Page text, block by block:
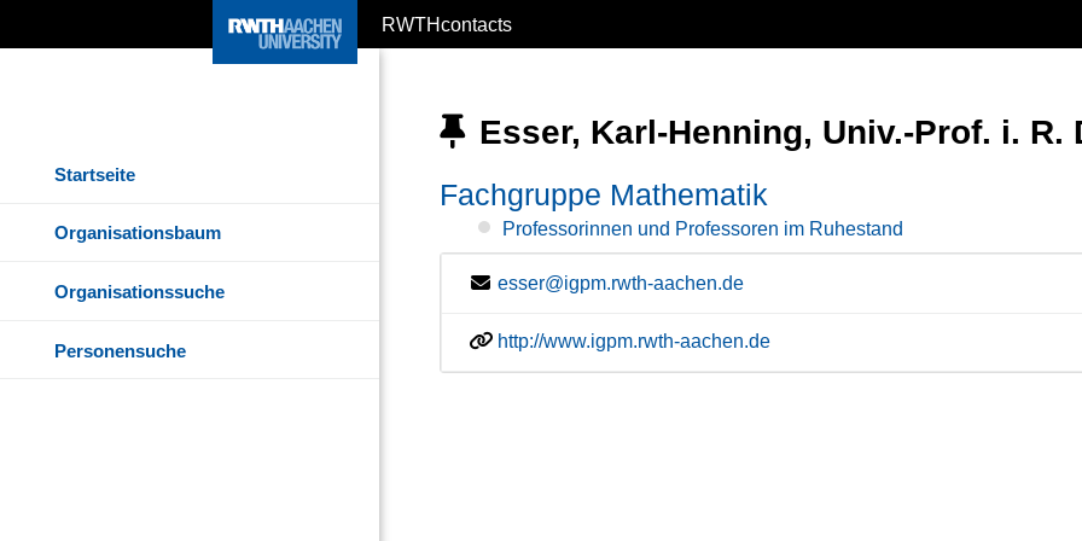
RWTHcontacts
Startseite
Organisationsbaum
Organisationssuche
Personensuche
Esser, Karl-Henning, Univ.-Prof. i. R.
Fachgruppe Mathematik
Professorinnen und Professoren im Ruhestand
esser@igpm.rwth-aachen.de
http://www.igpm.rwth-aachen.de